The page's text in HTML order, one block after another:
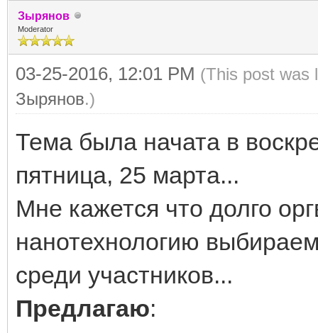
Зырянов
Moderator
03-25-2016, 12:01 PM (This post was
Зырянов.)
Тема была начата в
пятница, 25 марта...
Мне кажется что долго
нанотехнологию
среди участников...
Предлагаю: